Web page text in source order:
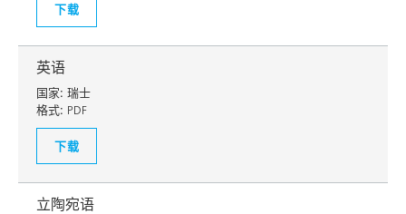
下载
英语
国家: 瑞士
格式: PDF
下载
立陶宛语